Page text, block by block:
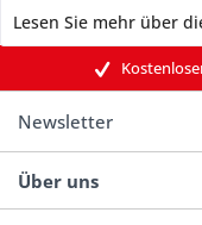
Lesen Sie mehr über
Newsletter
Über uns